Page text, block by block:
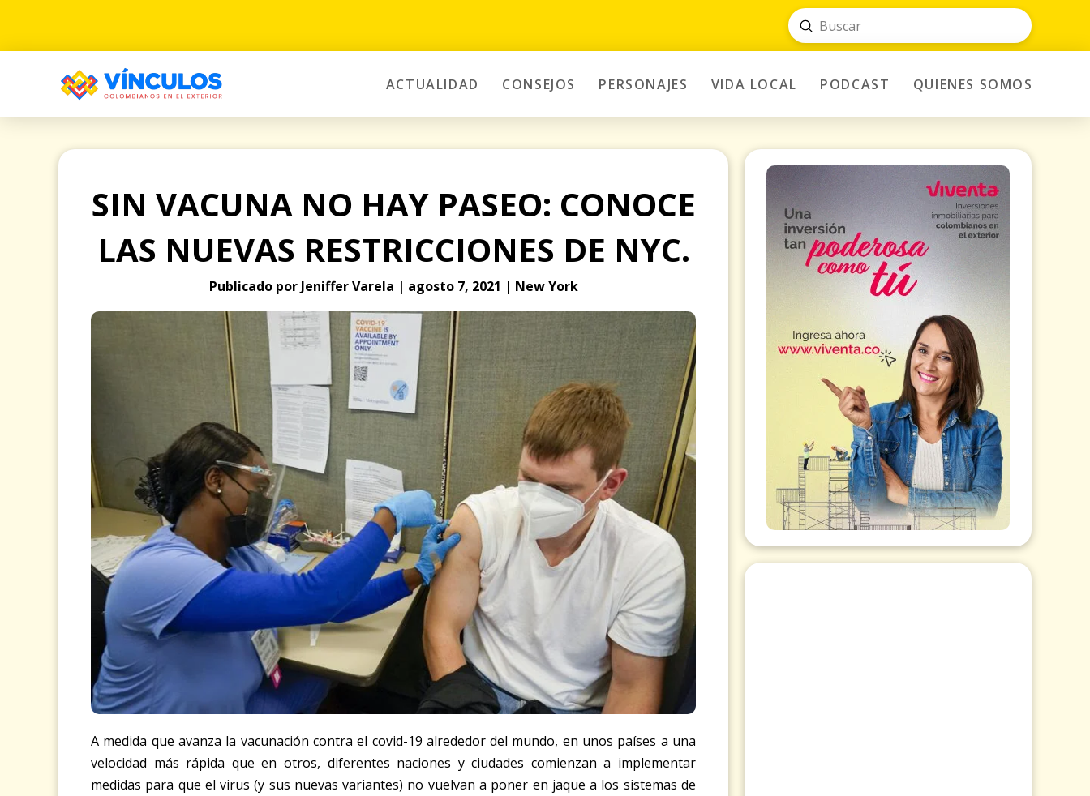
Search
Submit
ACTUALIDAD CONSEJOS PERSONAJES VIDA LOCAL PODCAST QUIENES SOMOS
SIN VACUNA NO HAY PASEO: CONOCE
LAS NUEVAS RESTRICCIONES DE NYC.
Publicado por Jeniffer Varela | agosto 7, 2021 | New York
A medida que avanza la vacunación contra el covid-19 alrededor del mundo, en unos países a una
velocidad más rápida que en otros, diferentes naciones y ciudades comienzan a implementar
medidas para que el virus (y sus nuevas variantes) no vuelvan a poner en jaque a los sistemas de